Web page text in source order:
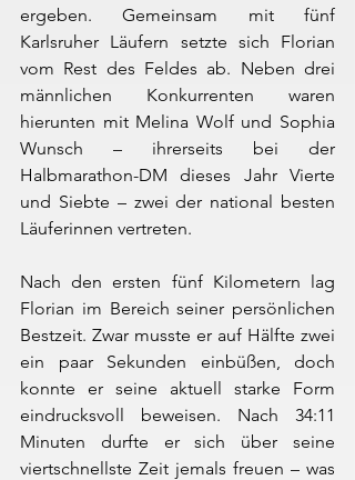
ergeben. Gemeinsam mit fünf
Karlsruher Läufern setzte sich Florian
vom Rest des Feldes ab. Neben drei
männlichen Konkurrenten waren
hierunten mit Melina Wolf und Sophia
Wunsch – ihrerseits bei der
Halbmarathon-DM dieses Jahr Vierte
und Siebte – zwei der national besten
Läuferinnen vertreten.
Nach den ersten fünf Kilometern lag
Florian im Bereich seiner persönlichen
Bestzeit. Zwar musste er auf Hälfte zwei
ein paar Sekunden einbüßen, doch
konnte er seine aktuell starke Form
eindrucksvoll beweisen. Nach 34:11
Minuten durfte er sich über seine
viertschnellste Zeit jemals freuen – was